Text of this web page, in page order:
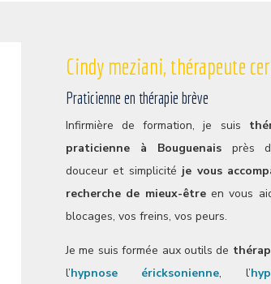
Cindy meziani, thérapeute
Praticienne en thérapie brève
Infirmière de formation, je suis
praticienne
à Bouguenais près
douceur et simplicité je vous
recherche de mieux-êtreen vous
blocages, vos freins, vos peurs.
Je me suis formée aux outils de
l’hypnose éricksonienne, l’